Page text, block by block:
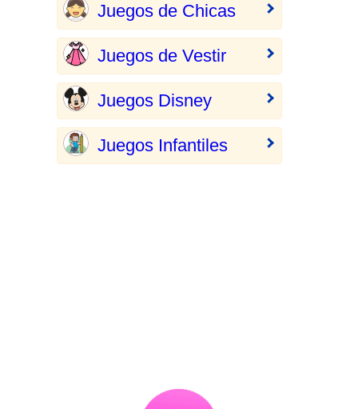
Juegos de Chicas
Juegos de Vestir
Juegos Disney
Juegos Infantiles